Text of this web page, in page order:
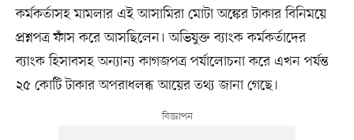
কর্মকর্তাসহ মামলার এই আসামিরা মোটা অঙ্কের টাকার বিনিময়ে
প্রশ্নপত্র ফাঁস করে আসছিলেন। অভিযুক্ত ব্যাংক কর্মকর্তাদের
ব্যাংক হিসাবসহ অন্যান্য কাগজপত্র পর্যালোচনা করে এখন পর্যন্ত
২৫ কোটি টাকার অপরাধলব্ধ আয়ের তথ্য জানা গেছে।